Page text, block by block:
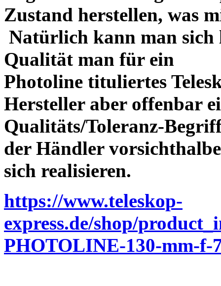
Zustand herstellen, was
Natürlich kann man sich
Qualität man für ein
Photoline tituliertes
Hersteller aber offenbar
Qualitäts/Toleranz-
der Händler
sich realisieren.
https://www.teleskop-
express.de/shop/
PHOTOLINE-130-mm-f-